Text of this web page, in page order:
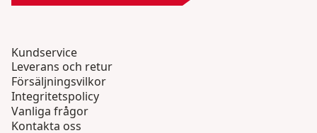
Kundservice
Leverans och retur
Försäljningsvilkor
Integritetspolicy
Vanliga frågor
Kontakta oss